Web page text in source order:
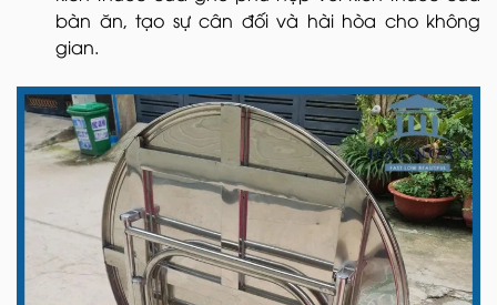
bàn ăn, tạo sự cân đối và hài hòa cho không
gian.